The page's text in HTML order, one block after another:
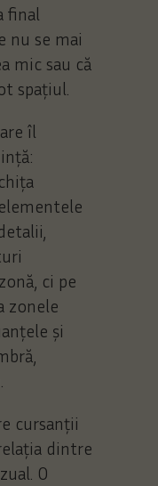
final
nu se mai
mic sau că
spațiul.
îl
ci pe
zonele
și
cursanții
dintre
O